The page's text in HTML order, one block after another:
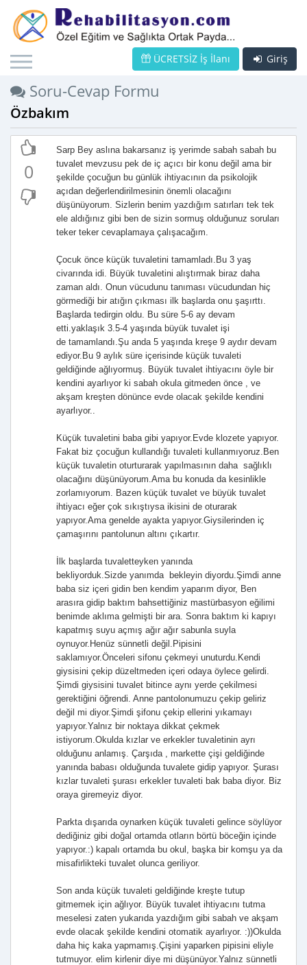
Giriş
ÜCRETSİZ İş İlanı
Soru-Cevap Formu
Özbakım
0
Sarp Bey aslına bakarsanız iş yerimde sabah sabah bu
tuvalet mevzusu pek de iç açıcı bir konu değil ama bir
şekilde çocuğun bu günlük ihtiyacının da psikolojik
açıdan değerlendirilmesinin önemli olacağını
düşünüyorum. Sizlerin benim yazdığım satırları tek tek
ele aldığınız gibi ben de sizin sormuş olduğunuz soruları
teker teker cevaplamaya çalışacağım.
Çocuk önce küçük tuvaletini tamamladı.Bu 3 yaş
civarında idi. Büyük tuvaletini alıştırmak biraz daha
zaman aldı. Onun vücudunu tanıması vücudundan hiç
görmediği bir atığın çıkması ilk başlarda onu şaşırttı.
Başlarda tedirgin oldu. Bu süre 5-6 ay devam
etti.yaklaşık 3.5-4 yaşında büyük tuvalet işi
de tamamlandı.Şu anda 5 yaşında kreşe 9 aydır devam
ediyor.Bu 9 aylık süre içerisinde küçük tuvaleti
geldiğinde ağlıyormuş. Büyük tuvalet ihtiyacını öyle bir
kendini ayarlıyor ki sabah okula gitmeden önce , ve
akşam kreşten dönünce evde olacak şekilde kendini
ayarlıyor..
Küçük tuvaletini baba gibi yapıyor.Evde klozete yapıyor.
Fakat biz çocuğun kullandığı tuvaleti kullanmıyoruz.Ben
küçük tuvaletin oturturarak yapılmasının daha sağlıklı
olacağını düşünüyorum.Ama bu konuda da kesinlikle
zorlamıyorum. Bazen küçük tuvalet ve büyük tuvalet
ihtiyacı eğer çok sıkıştıysa ikisini de oturarak
yapıyor.Ama genelde ayakta yapıyor.Giysilerinden iç
çamaşırını pantolunun altını çıkartır.
İlk başlarda tuvaletteyken yanında
bekliyorduk.Sizde yanımda bekleyin diyordu.Şimdi anne
baba siz içeri gidin ben kendim yaparım diyor, Ben
arasıra gidip baktım bahsettiğiniz mastürbasyon eğilimi
benimde aklıma gelmişti bir ara. Sonra baktım ki kapıyı
kapatmış suyu açmış ağır ağır sabunla suyla
oynuyor.Henüz sünnetli değil.Pipisini
saklamıyor.Önceleri sifonu çekmeyi unuturdu.Kendi
giysisini çekip düzeltmeden içeri odaya öylece gelirdi.
Şimdi giysisini tuvalet bitince aynı yerde çekilmesi
gerektiğini öğrendi. Anne pantolonumuzu çekip geliriz
değil mi diyor.Şimdi şifonu çekip ellerini yıkamayı
yapıyor.Yalnız bir noktaya dikkat çekmek
istiyorum.Okulda kızlar ve erkekler tuvaletinin ayrı
olduğunu anlamış. Çarşıda , markette çişi geldiğinde
yanında babası olduğunda tuvalete gidip yapıyor. Şurası
kızlar tuvaleti şurası erkekler tuvaleti bak baba diyor. Biz
oraya giremeyiz diyor.
Parkta dışarıda oynarken küçük tuvaleti gelince söylüyor
dediğiniz gibi doğal ortamda otların börtü böceğin içinde
yapıyor.:) kapalı ortamda bu okul, başka bir komşu ya da
misafirlikteki tuvalet olunca geriliyor.
Son anda küçük tuvaleti geldiğinde kreşte tutup
gitmemek için ağlıyor. Büyük tuvalet ihtiyacını tutma
meselesi zaten yukarıda yazdığım gibi sabah ve akşam
evde olacak şekilde kendini otomatik ayarlıyor. :))Okulda
daha hiç kaka yapmamış.Çişini yaparken pipisini eliyle
tutmuyor. elim kirlenir diye mi düşünüyor.Yalnız sünnetli